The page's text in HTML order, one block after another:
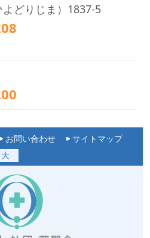
お問い合わせ
サイトマップ
大
どりじま）1837-5